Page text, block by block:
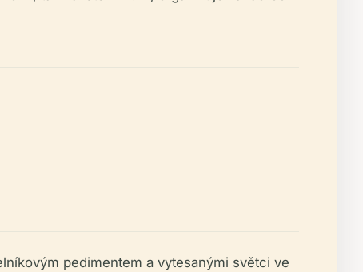
pedimentem a vytesanými světci ve